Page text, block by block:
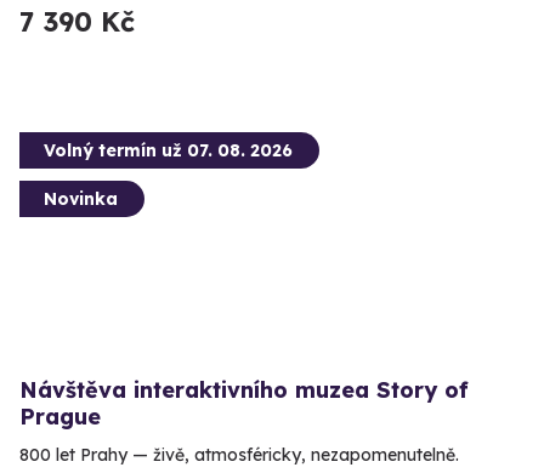
7 390 Kč
Volný termín už 07. 08. 2026
Novinka
Návštěva interaktivního muzea Story of
Prague
800 let Prahy — živě, atmosféricky, nezapomenutelně.